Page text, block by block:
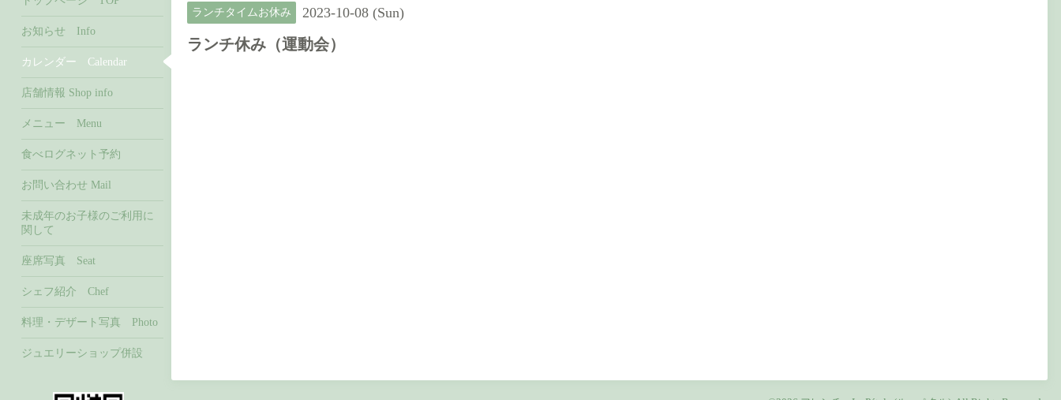
ランチタイムお休み 2023-10-08 (Sun)
ランチ休み（運動会）
お知らせ Info
カレンダー Calendar
店舗情報 Shop info
メニュー Menu
食べログネット予約
お問い合わせ Mail
未成年のお子様のご利用に
関して
座席写真 Seat
シェフ紹介 Chef
料理・デザート写真 Photo
ジュエリーショップ併設